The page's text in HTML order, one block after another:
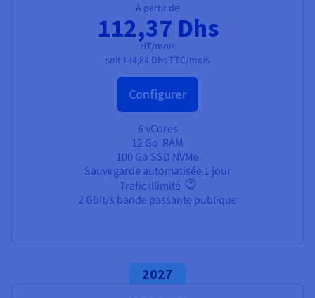
À partir de
112,37 Dhs
HT/mois
soit 134,84 DhsTTC/mois
Configurer
6 vCores
12 Go RAM
100 Go SSD NVMe
Sauvegarde automatisée 1 jour
Trafic illimité
2 Gbit/s bande passante publique
2027